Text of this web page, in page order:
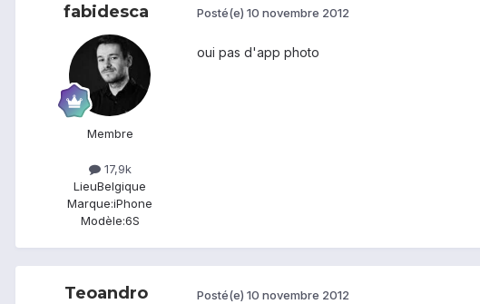
fabidesca
Membre
17,9k
LieuBelgique
Marque:iPhone
Modèle:6S
Posté(e) 10 novembre 2012
oui pas d'app photo
Teoandro Posté(e) 10 novembre 2012